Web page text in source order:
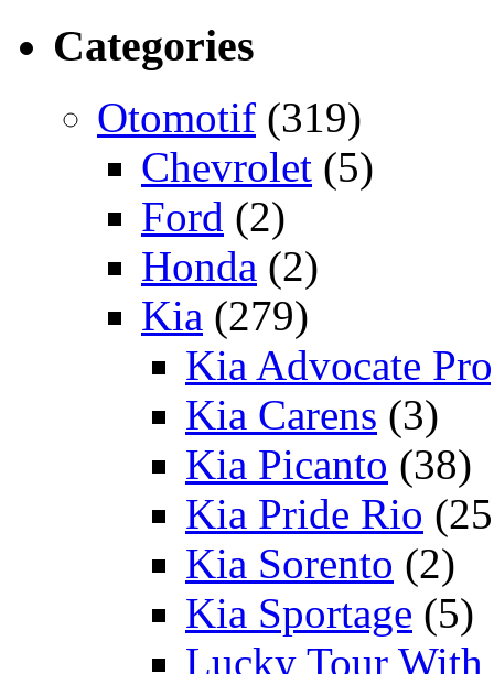
Categories
Otomotif (319)
Chevrolet (5)
Ford (2)
Honda (2)
Kia (279)
Kia Advocate
Kia Carens (3)
Kia Picanto (38)
Kia Pride Rio
Kia Sorento (2)
Kia Sportage (5)
Lucky Tour